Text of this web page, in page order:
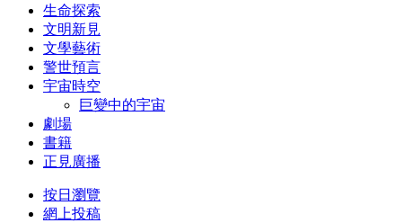
生命探索
文明新見
文學藝術
警世預言
宇宙時空
巨變中的宇宙
劇場
書籍
正見廣播
按日瀏覽
網上投稿